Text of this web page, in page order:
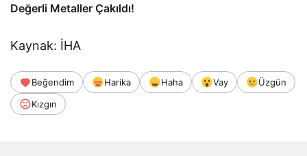
Değerli Metaller Çakıldı!
Kaynak: İHA
Beğendim Harika Haha Vay
Üzgün
Kızgın